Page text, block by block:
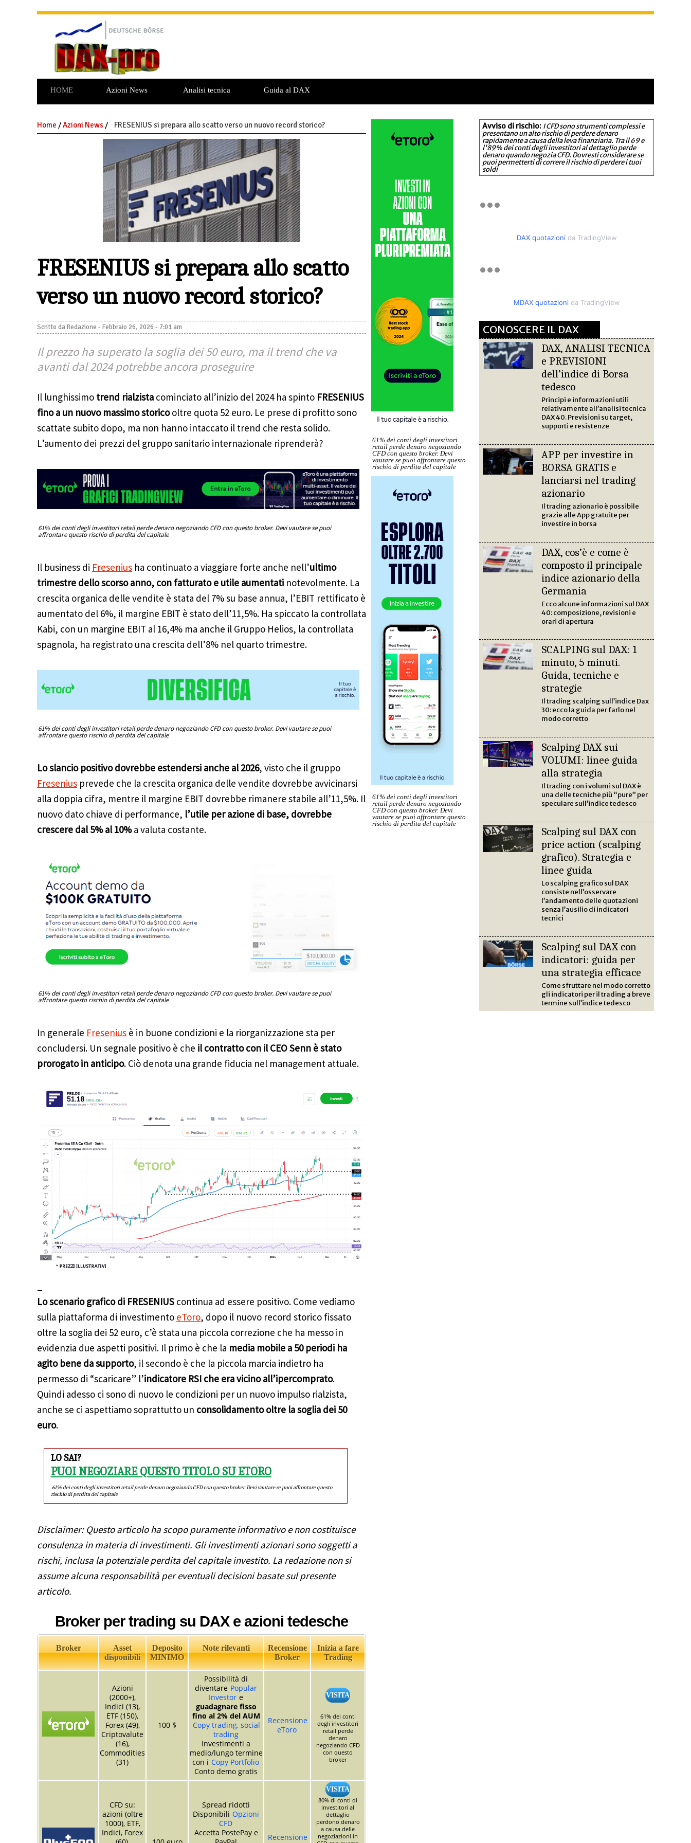
HOME Azioni News Analisi tecnica Guida al DAX
Home /Azioni News / FRESENIUS si prepara allo scatto verso un nuovo record storico?
FRESENIUS si prepara allo scatto
verso un nuovo record storico?
Scritto daRedazione - Febbraio 26, 2026 - 7:01 am
Il prezzo ha superato la soglia dei 50 euro, ma il trend che va
avanti dal 2024 potrebbe ancora proseguire
Il lunghissimo trend rialzista cominciato all’inizio del 2024 ha spinto FRESENIUS
fino a un nuovo massimo storicooltre quota 52 euro. Le prese di profitto sono
scattate subito dopo, ma non hanno intaccato il trend che resta solido.
L’aumento dei prezzi del gruppo sanitario internazionale riprenderà?
61% dei conti degli investitori retail perde denaro negoziando CFD con questo broker. Devi vautare se puoi
affrontare questo rischio di perdita del capitale
Il business di Fresenius ha continuato a viaggiare forte anche nell’ultimo
trimestre dello scorso anno, con fatturato e utile aumentati notevolmente. La
crescita organica delle vendite è stata del 7% su base annua, l’EBIT rettificato è
aumentato del 6%, il margine EBIT è stato dell’11,5%. Ha spiccato la controllata
Kabi, con un margine EBIT al 16,4% ma anche il Gruppo Helios, la controllata
spagnola, ha registrato una crescita dell’8% nel quarto trimestre.
61% dei conti degli investitori retail perde denaro negoziando CFD con questo broker. Devi vautare se puoi
affrontare questo rischio di perdita del capitale
Lo slancio positivo dovrebbe estendersi anche al 2026, visto che il gruppo
Fresenius prevede che la crescita organica delle vendite dovrebbe avvicinarsi
alla doppia cifra, mentre il margine EBIT dovrebbe rimanere stabile all’11,5%. Il
nuovo dato chiave di performance, l’utile per azione di base, dovrebbe
crescere dal 5% al 10%a valuta costante.
61% dei conti degli investitori retail perde denaro negoziando CFD con questo broker. Devi vautare se puoi
affrontare questo rischio di perdita del capitale
In generale Fresenius è in buone condizioni e la riorganizzazione sta per
concludersi. Un segnale positivo è che il contratto con il CEO Senn è stato
prorogato in anticipo. Ciò denota una grande fiducia nel management attuale.
Lo scenario grafico di FRESENIUS continua ad essere positivo. Come vediamo
sulla piattaforma di investimento eToro, dopo il nuovo record storico fissato
oltre la soglia dei 52 euro, c’è stata una piccola correzione che ha messo in
evidenzia due aspetti positivi. Il primo è che la media mobile a 50 periodi ha
agito bene da supporto, il secondo è che la piccola marcia indietro ha
permesso di “scaricare” l’indicatore RSI che era vicino all’ipercomprato.
Quindi adesso ci sono di nuovo le condizioni per un nuovo impulso rialzista,
anche se ci aspettiamo soprattutto un consolidamento oltre la soglia dei 50
euro.
LO SAI?
PUOI NEGOZIARE QUESTO TITOLO SU ETORO
61% dei conti degli investitori retail perde denaro negoziando CFD con questo broker. Devi vautare se puoi affrontare questo
rischio di perdita del capitale
Disclaimer: Questo articolo ha scopo puramente informativo e non costituisce
consulenza in materia di investimenti. Gli investimenti azionari sono soggetti a
rischi, inclusa la potenziale perdita del capitale investito. La redazione non si
assume alcuna responsabilità per eventuali decisioni basate sul presente
articolo.
Broker per trading su DAX e azioni tedesche
Broker
Asset
disponibili
Deposito
MINIMO
Note rilevanti
Recensione
Broker
Inizia a fare
Trading
Azioni
(2000+),
Indici (13),
ETF (150),
Forex (49),
Criptovalute
(16),
Commodities
(31)
100 $
Possibilità di
diventare Popular
Investor e
guadagnare fisso
fino al 2% del AUM
Copy trading, social
trading
Investimenti a
medio/lungo termine
con i Copy Portfolio
Conto demo gratis
Recensione
eToro
VISITA
61% dei conti
degli investitori
retail perde
denaro
negoziando CFD
con questo
broker
CFD su:
azioni (oltre
1000), ETF,
Indici, Forex
Spread ridotti
Disponibili Opzioni
CFD
Accetta PostePay e
Recensione
VISITA
80% di conti di
investitori al
dettaglio
perdono denaro
a causa delle
negoziazioni in
61% dei conti degli investitori
retail perde denaro negoziando
CFD con questo broker. Devi
vautare se puoi affrontare questo
rischio di perdita del capitale
61% dei conti degli investitori
retail perde denaro negoziando
CFD con questo broker. Devi
vautare se puoi affrontare questo
rischio di perdita del capitale
Avviso di rischio: I CFD sono strumenti complessi e
presentano un alto rischio di perdere denaro
rapidamente a causa della leva finanziaria. Tra il 69 e
l'89% dei conti degli investitori al dettaglio perde
denaro quando negozia CFD. Dovresti considerare se
puoi permetterti di correre il rischio di perdere i tuoi
soldi
DAX quotazionida TradingView
MDAX quotazionida TradingView
CONOSCERE IL DAX
DAX, ANALISI TECNICA
e PREVISIONI
dell’indice di Borsa
tedesco
Principi e informazioni utili
relativamente all’analisi tecnica
DAX 40. Previsioni su target,
supporti e resistenze
APP per investire in
BORSA GRATIS e
lanciarsi nel trading
azionario
Il trading azionario è possibile
grazie alle App gratuite per
investire in borsa
DAX, cos’è e come è
composto il principale
indice azionario della
Germania
Ecco alcune informazioni sul DAX
40: composizione, revisioni e
orari di apertura
SCALPING sul DAX: 1
minuto, 5 minuti.
Guida, tecniche e
strategie
Il trading scalping sull’indice Dax
30: ecco la guida per farlo nel
modo corretto
Scalping DAX sui
VOLUMI: linee guida
alla strategia
Il trading con i volumi sul DAX è
una delle tecniche più “pure” per
speculare sull’indice tedesco
Scalping sul DAX con
price action (scalping
grafico). Strategia e
linee guida
Lo scalping grafico sul DAX
consiste nell’osservare
l’andamento delle quotazioni
senza l’ausilio di indicatori
tecnici
Scalping sul DAX con
indicatori: guida per
una strategia efficace
Come sfruttare nel modo corretto
gli indicatori per il trading a breve
termine sull’indice tedesco